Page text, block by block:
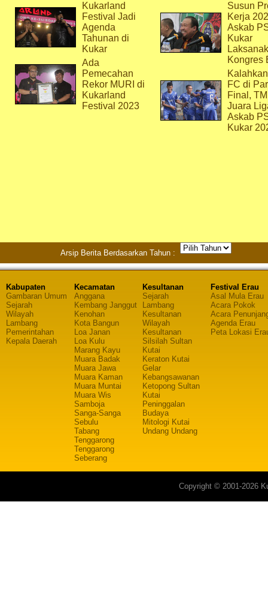
Kukarland
Festival Jadi
Agenda
Tahunan di
Kukar
Ada
Pemecahan
Rekor MURI di
Kukarland
Festival 2023
Susun
Kerja
Askab
Kukar
Kongres
FC di
Final,
Juara
Askab
Kukar
Arsip Berita Berdasarkan Tahun :
Kabupaten
Gambaran Umum
Sejarah
Wilayah
Lambang
Pemerintahan
Kepala Daerah
Kecamatan
Anggana
Kembang Janggut
Kenohan
Kota Bangun
Loa Janan
Loa Kulu
Marang Kayu
Muara Badak
Muara Jawa
Muara Kaman
Muara Muntai
Muara Wis
Samboja
Sanga-Sanga
Sebulu
Tabang
Tenggarong
Tenggarong
Seberang
Kesultanan
Sejarah
Lambang
Kesultanan
Wilayah
Kesultanan
Silsilah Sultan
Kutai
Keraton Kutai
Gelar
Kebangsawanan
Ketopong Sultan
Kutai
Peninggalan
Budaya
Mitologi Kutai
Undang Undang
Festival Erau
Asal Mula Erau
Acara Pokok
Acara
Agenda Erau
Peta Lokasi
Copyright © 2001-2026